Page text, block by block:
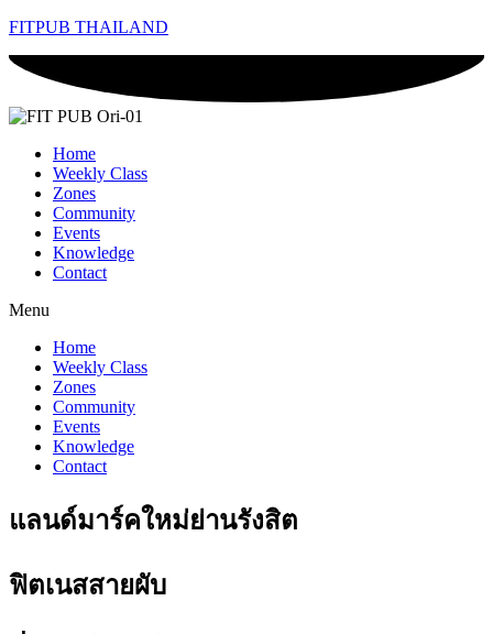
FITPUB THAILAND
Home
Weekly Class
Zones
Community
Events
Knowledge
Contact
Menu
Home
Weekly Class
Zones
Community
Events
Knowledge
Contact
แลนด์มาร์คใหม่ย่านรังสิต
ฟิตเนสสายผับ